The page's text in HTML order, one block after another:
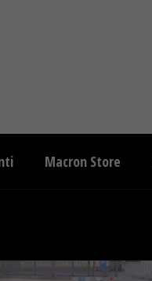
Macron Store